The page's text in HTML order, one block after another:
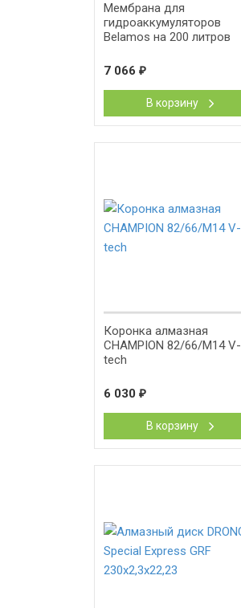
Мембрана для
гидроаккумуляторов
Belamos на 200 литров
7 066 ₽
В корзину
Коронка алмазная
CHAMPION 82/66/М14 V-
tech
6 030 ₽
В корзину